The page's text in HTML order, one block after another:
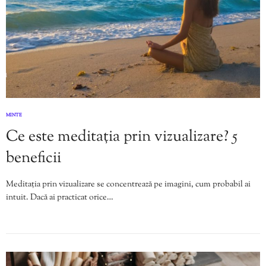
MINTE
Ce este meditația prin vizualizare? 5
beneficii
Meditația prin vizualizare se concentrează pe imagini, cum probabil ai
intuit. Dacă ai practicat orice…